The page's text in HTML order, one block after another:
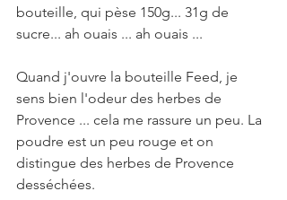
bouteille, qui pèse 150g... 31g de
sucre... ah ouais ... ah ouais ...
Quand j'ouvre la bouteille Feed, je
sens bien l'odeur des herbes de
Provence ... cela me rassure un peu. La
poudre est un peu rouge et on
distingue des herbes de Provence
desséchées.